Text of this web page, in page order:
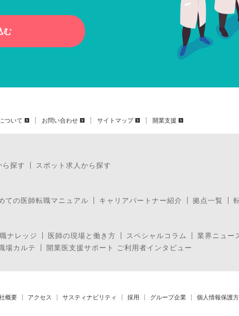
む
ついて お問い合わせ サイトマップ 開業支援
探す スポット求人から探す
ての医師転職マニュアル キャリアパートナー紹介 拠点一覧
ナレッジ 医師の現場と働き方 スペシャルコラム 業界ニュー
場カルテ 開業医支援サポート ご利用者インタビュー
概要 アクセス サスティナビリティ 採用 グループ企業 個人情報保護